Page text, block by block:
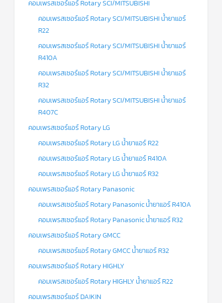
คอมเพรสเซอร์แอร์ Rotary SCI/MITSUBISHI
คอมเพรสเซอร์แอร์ Rotary SCI/MITSUBISHI น้ำยาแอร์
R22
คอมเพรสเซอร์แอร์ Rotary SCI/MITSUBISHI น้ำยาแอร์
R410A
คอมเพรสเซอร์แอร์ Rotary SCI/MITSUBISHI น้ำยาแอร์
R32
คอมเพรสเซอร์แอร์ Rotary SCI/MITSUBISHI น้ำยาแอร์
R407C
คอมเพรสเซอร์แอร์ Rotary LG
คอมเพรสเซอร์แอร์ Rotary LG น้ำยาแอร์ R22
คอมเพรสเซอร์แอร์ Rotary LG น้ำยาแอร์ R410A
คอมเพรสเซอร์แอร์ Rotary LG น้ำยาแอร์ R32
คอมเพรสเซอร์แอร์ Rotary Panasonic
คอมเพรสเซอร์แอร์ Rotary Panasonic น้ำยาแอร์ R410A
คอมเพรสเซอร์แอร์ Rotary Panasonic น้ำยาแอร์ R32
คอมเพรสเซอร์แอร์ Rotary GMCC
คอมเพรสเซอร์แอร์ Rotary GMCC น้ำยาแอร์ R32
คอมเพรสเซอร์แอร์ Rotary HIGHLY
คอมเพรสเซอร์แอร์ Rotary HIGHLY น้ำยาแอร์ R22
คอมเพรสเซอร์แอร์ DAIKIN